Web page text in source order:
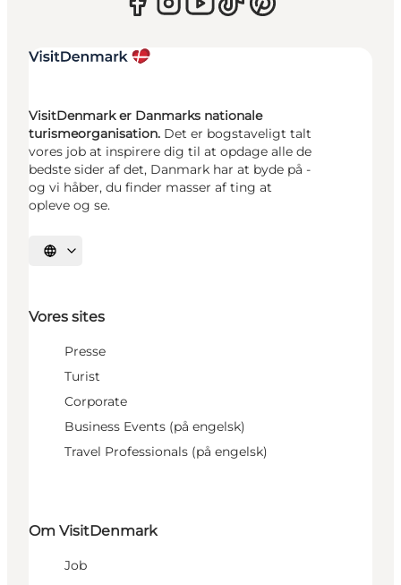
VisitDenmark er Danmarks nationale
turismeorganisation. Det er bogstaveligt talt
vores job at inspirere dig til at opdage alle de
bedste sider af det, Danmark har at byde på -
og vi håber, du finder masser af ting at
opleve og se.
Vælg sprog
Vores sites
Presse
Turist
Corporate
Business Events (på engelsk)
Travel Professionals (på engelsk)
Om VisitDenmark
Job